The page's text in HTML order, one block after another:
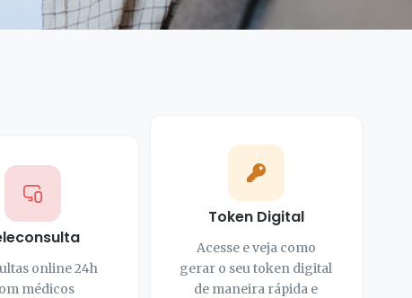
online 24h
médicos
Token Digital
Acesse e veja como
gerar o seu token digital
de maneira rápida e